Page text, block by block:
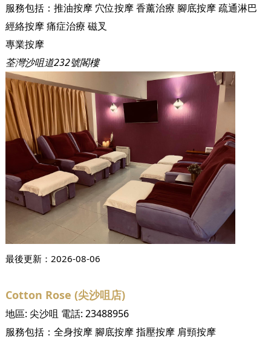
服務包括： 推油按摩 穴位按摩香薰治療 腳底按摩疏通淋巴
經絡按摩痛症治療 磁叉
專業按摩
荃灣沙咀道232號閣樓
最後更新： 2026-08-06
Cotton Rose (尖沙咀店)
地區: 尖沙咀 電話: 23488956
服務包括： 全身按摩 腳底按摩指壓按摩 肩頸按摩